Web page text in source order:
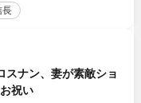
長
スナン、妻が素敵ショ
祝い